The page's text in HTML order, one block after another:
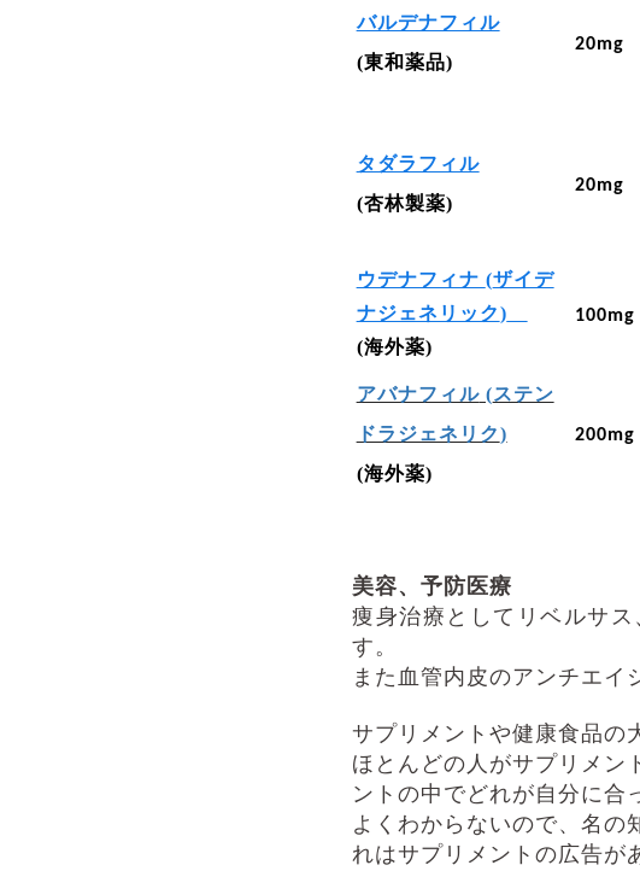
バルデナフィル
(東和薬品)
20mg
タダラフィル
(杏林製薬)
20mg
ウデナフィナ (ザイデ
ナジェネリック)
(海外薬)
100mg
アバナフィル(ステン
ドラジェネリク)
(海外薬)
200mg
美容、予防医療
痩身治療としてリベルサ
す。
また血管内皮のアンチエイ
サプリメントや健康食品の
ほとんどの人がサプリメン
ントの中でどれが自分に合
よくわからないので、名の
れはサプリメントの広告が